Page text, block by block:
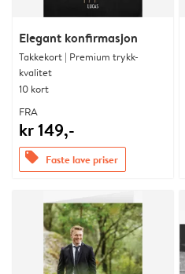
Elegant konfirmasjon
Takkekort | Premium trykk-
kvalitet
10 kort
FRA
kr 149,-
offers Faste lave priser